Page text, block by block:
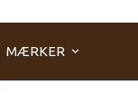
MÆRKER